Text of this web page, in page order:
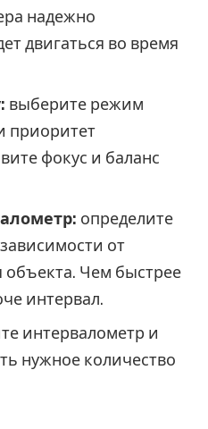
надежно
двигаться во время
выберите режим
приоритет
фокус и баланс
определите
от
объекта. Чем быстрее
интервал.
интервалометр и
нужное количество